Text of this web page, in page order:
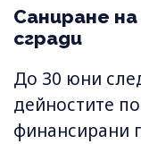
Саниране
сгради
До 30 юни
дейностите
финансирани